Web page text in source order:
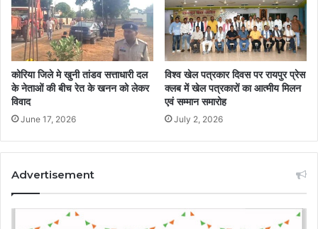
कोरिया जिले मे खुनी तांडव सत्ताधारी दल
के नेताओं की बीच रेत के खनन को लेकर
विवाद
June 17, 2026
विश्व खेल पत्रकार दिवस पर रायपुर प्रेस
क्लब में खेल पत्रकारों का आत्मीय मिलन
एवं सम्मान समारोह
July 2, 2026
Advertisement